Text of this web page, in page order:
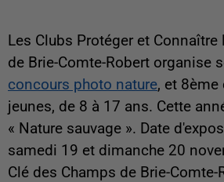
Les Clubs Protéger et Connaître
de Brie-Comte-Robert organise
concours photo nature, et
jeunes, de 8 à 17 ans. Cette
« Nature sauvage ». Date
samedi 19 et dimanche 20
Clé des Champs de Brie-